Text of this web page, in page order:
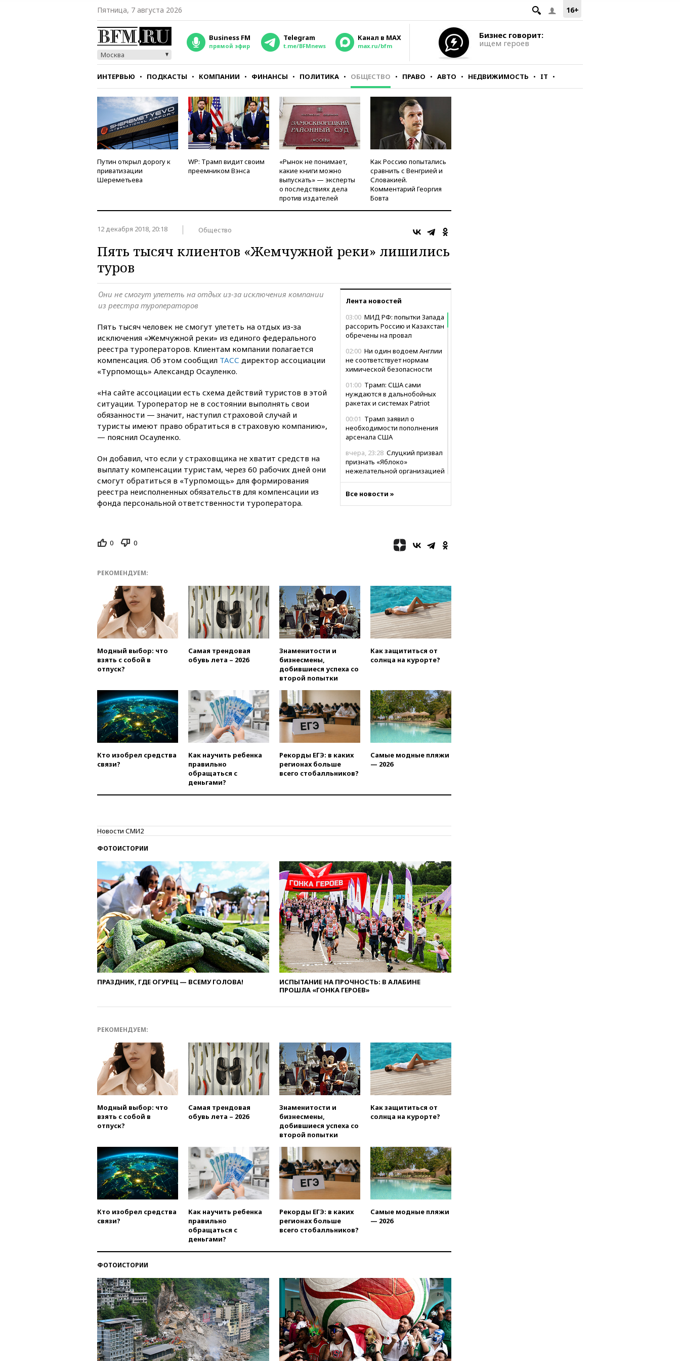
16+
Пятница, 7 августа 2026
Москва
Business FM
прямой эфир
Telegram
t.me/BFMnews
Канал в MAX
max.ru/bfm
Бизнес говорит:
ищем героев
ИНТЕРВЬЮ ПОДКАСТЫ КОМПАНИИ ФИНАНСЫ ПОЛИТИКА ОБЩЕСТВО ПРАВО АВТО НЕДВИЖИМОСТЬ IT
СТИЛЬ ТЕСТЫ
Путин открыл дорогу к
приватизации
Шереметьева
WP: Трамп видит своим
преемником Вэнса
«Рынок не понимает,
какие книги можно
выпускать» — эксперты
о последствиях дела
против издателей
Как Россию попытались
сравнить с Венгрией и
Словакией.
Комментарий Георгия
Бовта
12 декабря 2018, 20:18 Общество
Пять тысяч клиентов «Жемчужной реки» лишились
туров
Лента новостей
03:00 МИД РФ: попытки Запада
рассорить Россию и Казахстан
обречены на провал
02:00 Ни один водоем Англии
не соответствует нормам
химической безопасности
01:00 Трамп: США сами
нуждаются в дальнобойных
ракетах и системах Patriot
00:01 Трамп заявил о
необходимости пополнения
арсенала США
вчера, 23:28 Слуцкий призвал
признать «Яблоко»
нежелательной организацией
ребенок и женщина погибли
при падении деревьев во
пятницу ожидаются ливни
Винисиус
вчера, 22:28Отказаться от
российского гражданства
станет значительно дороже
вчера, 22:20Путин назвал 76-ю
гвардейскую десантно-
штурмовую дивизию
легендарной
вчера, 22:15 Путин заслушал
доклад о ситуации на
вчера, 21:58Генпрокуратура
признала нежелательным в
РФ американский Human
Rights Foundation
вчера, 21:35«Аэрофлот»
отменяет часть рейсов в Сочи
и Геленджик
вчера, 21:25
Европы в прыжках с 10-
обращений о прекращении
концессии строительства ж/д
вчера, 21:00В России вновь
обсуждают эксперимент по
онлайн-продаже алкоголя
вчера, 20:45Матвиенко:
россиянам могут
рекомендовать не посещать
Армению
вчера, 20:35 ПВО за день
сбила еще 281 украинский
беспилотник над Россией
вчера, 20:27Ямпольская
призвала оптимизировать
олимпиады для поступления в
средств на ремонт
вчера, 20:00Зеленский 8
августа посетит Сербию с
официальным визитом
вчера, 19:58В Госдуму будет
отмене ЕГЭ
вчера, 19:50
работу
вчера, 19:35WP: Трамп
призвал доноров-
республиканцев поддержать
Вэнса на выборах 2028 года
в РФ превысило максимум
2022 года
порядок присвоения воинских
званий добровольцам
вчера, 18:50Euractiv: восток
Финляндии приходит в упадок
без российских туристов
вчера, 18:35В Жуковском и
аэропорту Геленджика
введены ограничения
Все новости »
Они не смогут улететь на отдых из-за исключения компании
из реестра туроператоров
Пять тысяч человек не смогут улететь на отдых из-за
исключения «Жемчужной реки» из единого федерального
реестра туроператоров. Клиентам компании полагается
компенсация. Об этом сообщил ТАСС директор ассоциации
«Турпомощь» Александр Осауленко.
«На сайте ассоциации есть схема действий туристов в этой
ситуации. Туроператор не в состоянии выполнять свои
обязанности — значит, наступил страховой случай и
туристы имеют право обратиться в страховую компанию»,
— пояснил Осауленко.
Он добавил, что если у страховщика не хватит средств на
выплату компенсации туристам, через 60 рабочих дней они
смогут обратиться в «Турпомощь» для формирования
реестра неисполненных обязательств для компенсации из
фонда персональной ответственности туроператора.
0 0
РЕКОМЕНДУЕМ:
Модный выбор: что
взять с собой в
отпуск?
Самая трендовая
обувь лета – 2026
Знаменитости и
бизнесмены,
добившиеся успеха со
второй попытки
Как защититься от
солнца на курорте?
Кто изобрел средства
связи?
Как научить ребенка
правильно
обращаться с
деньгами?
Рекорды ЕГЭ: в каких
регионах больше
всего стобалльников?
Самые модные пляжи
— 2026
Новости СМИ2
ФОТОИСТОРИИ
ПРАЗДНИК, ГДЕ ОГУРЕЦ — ВСЕМУ ГОЛОВА!
ИСПЫТАНИЕ НА ПРОЧНОСТЬ: В АЛАБИНЕ
ПРОШЛА «ГОНКА ГЕРОЕВ»
РЕКОМЕНДУЕМ:
Модный выбор: что
взять с собой в
отпуск?
Самая трендовая
обувь лета – 2026
Знаменитости и
бизнесмены,
добившиеся успеха со
второй попытки
Как защититься от
солнца на курорте?
Кто изобрел средства
связи?
Как научить ребенка
правильно
обращаться с
деньгами?
Рекорды ЕГЭ: в каких
регионах больше
всего стобалльников?
Самые модные пляжи
— 2026
ФОТОИСТОРИИ